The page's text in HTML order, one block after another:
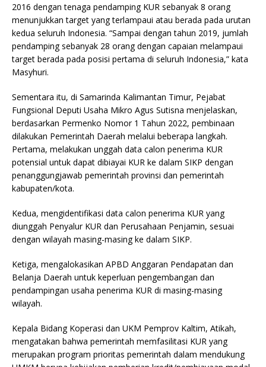
2016 dengan tenaga pendamping KUR sebanyak 8 orang
menunjukkan target yang terlampaui atau berada pada urutan
kedua seluruh Indonesia. “Sampai dengan tahun 2019, jumlah
pendamping sebanyak 28 orang dengan capaian melampaui
target berada pada posisi pertama di seluruh Indonesia,” kata
Masyhuri.
Sementara itu, di Samarinda Kalimantan Timur, Pejabat
Fungsional Deputi Usaha Mikro Agus Sutisna menjelaskan,
berdasarkan Permenko Nomor 1 Tahun 2022, pembinaan
dilakukan Pemerintah Daerah melalui beberapa langkah.
Pertama, melakukan unggah data calon penerima KUR
potensial untuk dapat dibiayai KUR ke dalam SIKP dengan
penanggungjawab pemerintah provinsi dan pemerintah
kabupaten/kota.
Kedua, mengidentifikasi data calon penerima KUR yang
diunggah Penyalur KUR dan Perusahaan Penjamin, sesuai
dengan wilayah masing-masing ke dalam SIKP.
Ketiga, mengalokasikan APBD Anggaran Pendapatan dan
Belanja Daerah untuk keperluan pengembangan dan
pendampingan usaha penerima KUR di masing-masing
wilayah.
Kepala Bidang Koperasi dan UKM Pemprov Kaltim, Atikah,
mengatakan bahwa pemerintah memfasilitasi KUR yang
merupakan program prioritas pemerintah dalam mendukung